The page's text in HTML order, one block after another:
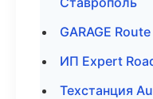
GARAGE
ИП Expert
Техстанция